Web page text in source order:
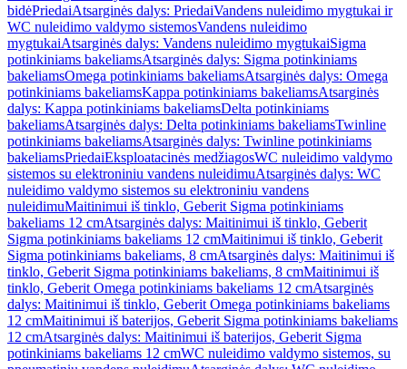
bidėPriedaiAtsarginės dalys: PriedaiVandens nuleidimo mygtukai ir
WC nuleidimo valdymo sistemosVandens nuleidimo
mygtukaiAtsarginės dalys: Vandens nuleidimo mygtukaiSigma
potinkiniams bakeliamsAtsarginės dalys: Sigma potinkiniams
bakeliamsOmega potinkiniams bakeliamsAtsarginės dalys: Omega
potinkiniams bakeliamsKappa potinkiniams bakeliamsAtsarginės
dalys: Kappa potinkiniams bakeliamsDelta potinkiniams
bakeliamsAtsarginės dalys: Delta potinkiniams bakeliamsTwinline
potinkiniams bakeliamsAtsarginės dalys: Twinline potinkiniams
bakeliamsPriedaiEksploatacinės medžiagosWC nuleidimo valdymo
sistemos su elektroniniu vandens nuleidimuAtsarginės dalys: WC
nuleidimo valdymo sistemos su elektroniniu vandens
nuleidimuMaitinimui iš tinklo, Geberit Sigma potinkiniams
bakeliams 12 cmAtsarginės dalys: Maitinimui iš tinklo, Geberit
Sigma potinkiniams bakeliams 12 cmMaitinimui iš tinklo, Geberit
Sigma potinkiniams bakeliams, 8 cmAtsarginės dalys: Maitinimui iš
tinklo, Geberit Sigma potinkiniams bakeliams, 8 cmMaitinimui iš
tinklo, Geberit Omega potinkiniams bakeliams 12 cmAtsarginės
dalys: Maitinimui iš tinklo, Geberit Omega potinkiniams bakeliams
12 cmMaitinimui iš baterijos, Geberit Sigma potinkiniams bakeliams
12 cmAtsarginės dalys: Maitinimui iš baterijos, Geberit Sigma
potinkiniams bakeliams 12 cmWC nuleidimo valdymo sistemos, su